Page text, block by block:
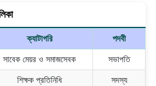
ক্যাটাগরি পদবী
সাবেক মেয়র ও সমাজসেবক সভাপতি
শিক্ষক প্রতিনিধি সদস্য